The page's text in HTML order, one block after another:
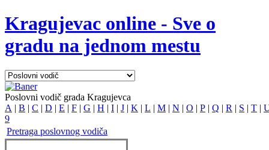
Kragujevac online - Sve o
gradu na jednom mestu
Poslovni vodič grada Kragujevca
A | B | C | D | E | F | G | H | I | J | K | L | M | N | O | P | Q | R | S | T |
9
Pretraga poslovnog vodiča